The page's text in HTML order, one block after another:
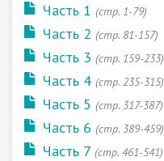
Часть 1 (стр. 1-79)
Часть 2 (стр. 81-157)
Часть 3 (стр. 159-233)
Часть 4 (стр. 235-315)
Часть 5 (стр. 317-387)
Часть 6 (стр. 389-459)
Часть 7 (стр. 461-541)